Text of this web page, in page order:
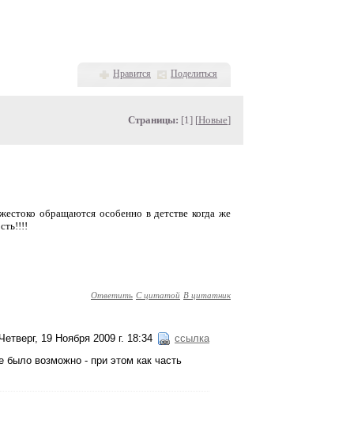
Нравится Поделиться
Страницы: [1] [Новые]
обращаются особенно в детстве когда же
Ответить С цитатой В цитатник
Четверг, 19 Ноября 2009 г. 18:34 ссылка
было возможно - при этом как часть